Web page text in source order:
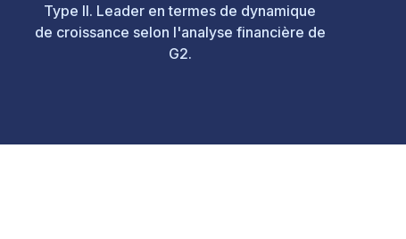
Type II. Leader en termes de dynamique
de croissance selon l'analyse financière de
G2.